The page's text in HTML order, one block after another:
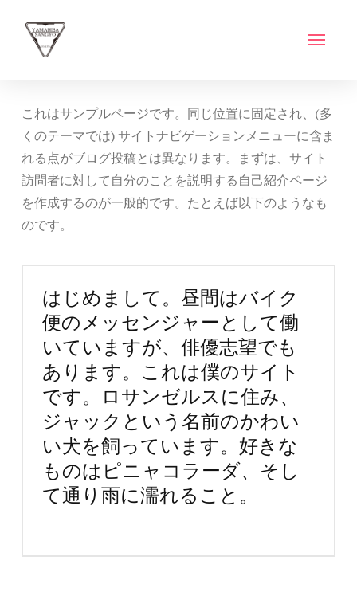
これはサンプルページです。同じ位置に固定され、(多
くのテーマでは) サイトナビゲーションメニューに含ま
れる点がブログ投稿とは異なります。まずは、サイト
訪問者に対して自分のことを説明する自己紹介ページ
を作成するのが一般的です。たとえば以下のようなも
のです。
はじめまして。昼間はバイク
便のメッセンジャーとして働
いていますが、俳優志望でも
あります。これは僕のサイト
です。ロサンゼルスに住み、
ジャックという名前のかわい
い犬を飼っています。好きな
ものはピニャコラーダ、そし
て通り雨に濡れること。